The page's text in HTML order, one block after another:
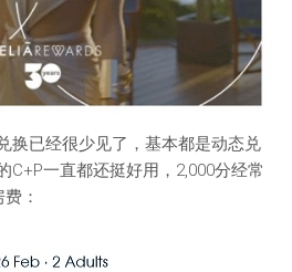
换已经很少见了，基本都是动态兑
C+P一直都还挺好用，2,000分经常
：